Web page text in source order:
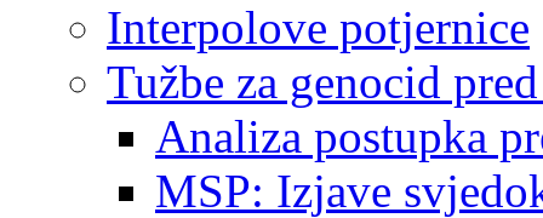
Interpolove potjernice
Tužbe za genocid
Analiza postupka
MSP: Izjave